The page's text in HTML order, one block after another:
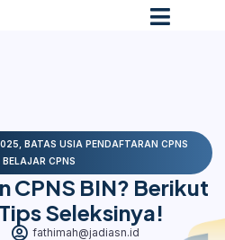
BATAS USIA PENDAFTARAN CPNS
BELAJAR CPNS
CPNS BIN? Berikut
Seleksinya!
fathimah@jadiasn.id